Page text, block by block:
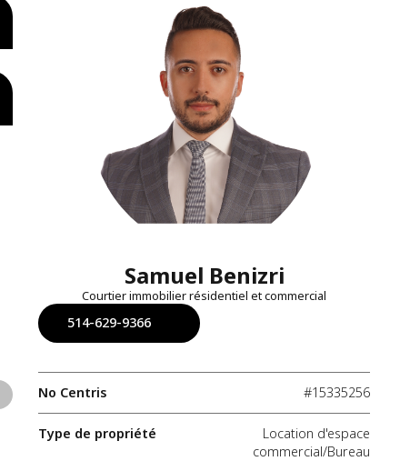
Samuel Benizri
Courtier immobilier résidentiel et commercial
514-629-9366
No Centris #15335256
Type de propriété
Location d'espace
commercial/Bureau